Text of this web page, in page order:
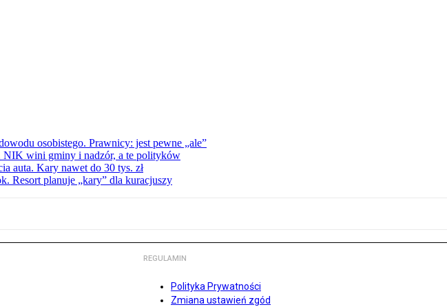
osobistego. Prawnicy: jest pewne „ale”
NIK wini gminy i nadzór, a te polityków
auta. Kary nawet do 30 tys. zł
Resort planuje „kary” dla kuracjuszy
REGULAMIN
Polityka Prywatności
Zmiana ustawień zgód